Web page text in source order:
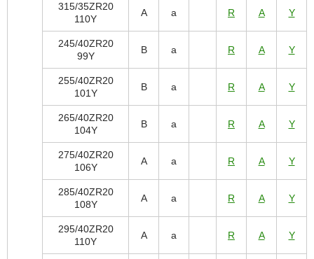
315/35ZR20
110Y
A a R A Y
245/40ZR20
99Y
B a R A Y
255/40ZR20
101Y
B a R A Y
265/40ZR20
104Y
B a R A Y
275/40ZR20
106Y
A a R A Y
285/40ZR20
108Y
A a R A Y
295/40ZR20
110Y
A a R A Y